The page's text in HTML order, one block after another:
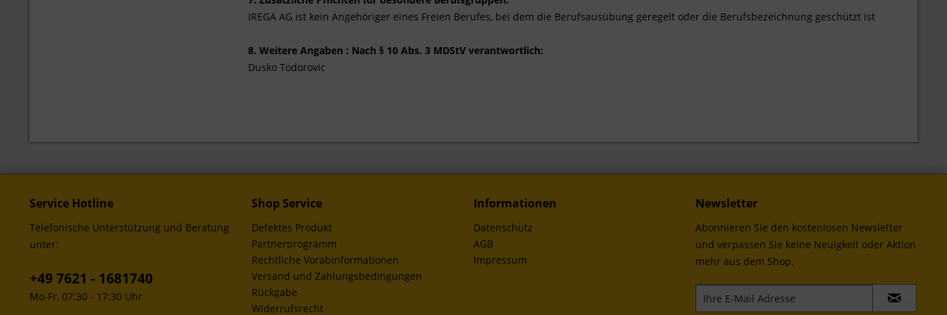
IREGA AG ist kein Angehöriger eines Freien Berufes, bei dem die Berufsausübung geregelt oder die Berufsbezeichnung geschützt ist
8. Weitere Angaben : Nach § 10 Abs. 3 MDStV verantwortlich:
Dusko Todorovic
Service Hotline
Telefonische Unterstützung und Beratung
unter:
+49 7621 - 1681740
Mo-Fr, 07:30 - 17:30 Uhr
Shop Service
Defektes Produkt
Partnerprogramm
Rechtliche Vorabinformationen
Versand und Zahlungsbedingungen
Rückgabe
Widerrufsrecht
Informationen
Datenschutz
AGB
Impressum
Newsletter
Abonnieren Sie den kostenlosen Newsletter
und verpassen Sie keine Neuigkeit oder Aktion
mehr aus dem Shop.